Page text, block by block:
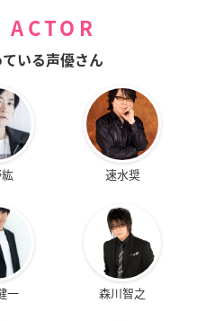
ACTOR
いる声優さん
速水奨
一 森川智之